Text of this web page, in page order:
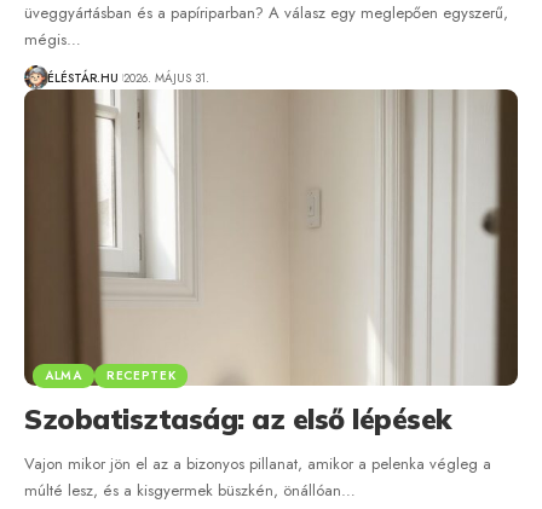
üveggyártásban és a papíriparban? A válasz egy meglepően egyszerű,
mégis…
ÉLÉSTÁR.HU 2026. MÁJUS 31.
ALMA RECEPTEK
Szobatisztaság: az első lépések
Vajon mikor jön el az a bizonyos pillanat, amikor a pelenka végleg a
múlté lesz, és a kisgyermek büszkén, önállóan…